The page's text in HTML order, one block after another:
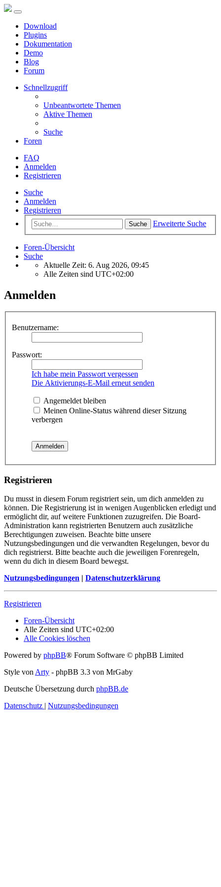
Download
Plugins
Dokumentation
Demo
Blog
Forum
Schnellzugriff
Unbeantwortete Themen
Aktive Themen
Suche
Foren
FAQ
Anmelden
Registrieren
Suche
Anmelden
Registrieren
Suche Erweiterte Suche
Foren-Übersicht
Suche
Aktuelle Zeit: 6. Aug 2026, 09:45
Alle Zeiten sind UTC+02:00
Anmelden
Benutzername:
Passwort:
Ich habe mein Passwort vergessen
Die Aktivierungs-E-Mail erneut senden
Angemeldet bleiben
Meinen Online-Status während dieser Sitzung
verbergen
Registrieren
Du musst in diesem Forum registriert sein, um dich anmelden zu
können. Die Registrierung ist in wenigen Augenblicken erledigt und
ermöglicht dir, auf weitere Funktionen zuzugreifen. Die Board-
Administration kann registrierten Benutzern auch zusätzliche
Berechtigungen zuweisen. Beachte bitte unsere
Nutzungsbedingungen und die verwandten Regelungen, bevor du
dich registrierst. Bitte beachte auch die jeweiligen Forenregeln,
wenn du dich in diesem Board bewegst.
Nutzungsbedingungen | Datenschutzerklärung
Registrieren
Foren-Übersicht
Alle Zeiten sind UTC+02:00
Alle Cookies löschen
Powered by phpBB® Forum Software © phpBB Limited
Style vonArty - phpBB 3.3 von MrGaby
Deutsche Übersetzung durch phpBB.de
Datenschutz | Nutzungsbedingungen